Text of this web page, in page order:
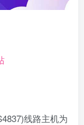
线路主机为